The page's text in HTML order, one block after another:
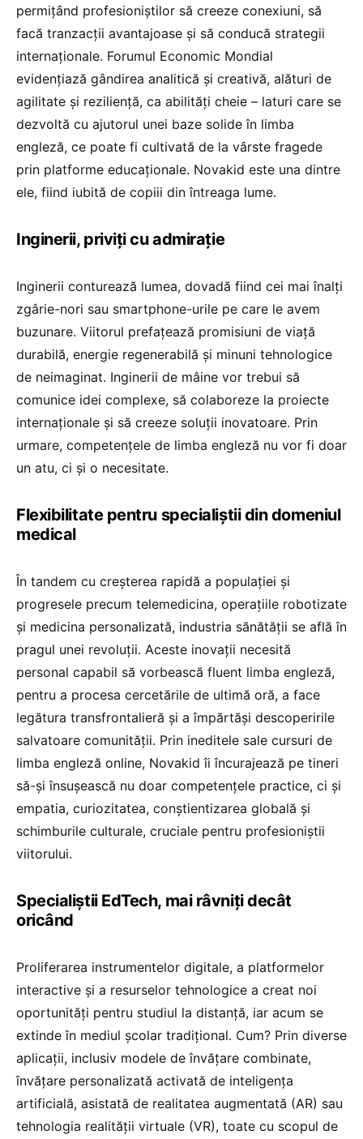
permițând profesioniștilor să creeze conexiuni, să
facă tranzacții avantajoase și să conducă strategii
internaționale. Forumul Economic Mondial
evidențiază gândirea analitică și creativă, alături de
agilitate și reziliență, ca abilități cheie – laturi care se
dezvoltă cu ajutorul unei baze solide în limba
engleză, ce poate fi cultivată de la vârste fragede
prin platforme educaționale. Novakid este una dintre
ele, fiind iubită de copiii din întreaga lume.
Inginerii, priviți cu admirație
Inginerii conturează lumea, dovadă fiind cei mai înalți
zgârie-nori sau smartphone-urile pe care le avem
buzunare. Viitorul prefațează promisiuni de viață
durabilă, energie regenerabilă și minuni tehnologice
de neimaginat. Inginerii de mâine vor trebui să
comunice idei complexe, să colaboreze la proiecte
internaționale și să creeze soluții inovatoare. Prin
urmare, competențele de limba engleză nu vor fi doar
un atu, ci și o necesitate.
Flexibilitate pentru specialiștii din domeniul
medical
În tandem cu creșterea rapidă a populației și
progresele precum telemedicina, operațiile robotizate
și medicina personalizată, industria sănătății se află în
pragul unei revoluții. Aceste inovații necesită
personal capabil să vorbească fluent limba engleză,
pentru a procesa cercetările de ultimă oră, a face
legătura transfrontalieră și a împărtăși descoperirile
salvatoare comunității. Prin ineditele sale cursuri de
limba engleză online, Novakid îi încurajează pe tineri
să-și însușească nu doar competențele practice, ci și
empatia, curiozitatea, conștientizarea globală și
schimburile culturale, cruciale pentru profesioniștii
viitorului.
Specialiștii EdTech, mai râvniți decât
oricând
Proliferarea instrumentelor digitale, a platformelor
interactive și a resurselor tehnologice a creat noi
oportunități pentru studiul la distanță, iar acum se
extinde în mediul școlar tradițional. Cum? Prin diverse
aplicații, inclusiv modele de învățare combinate,
învățare personalizată activată de inteligența
artificială, asistată de realitatea augmentată (AR) sau
tehnologia realității virtuale (VR), toate cu scopul de